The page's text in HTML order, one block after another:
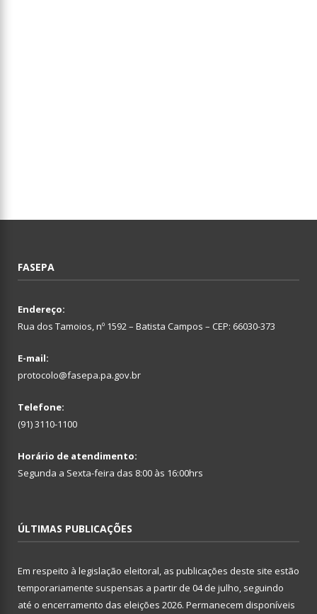
FASEPA
Endereço:
Rua dos Tamoios, nº 1592 – Batista Campos – CEP: 66030-373
E-mail:
protocolo@fasepa.pa.gov.br
Telefone:
(91) 3110-1100
Horário de atendimento:
Segunda a Sexta-feira das 8:00 às 16:00hrs
ÚLTIMAS PUBLICAÇÕES
Em respeito à legislação eleitoral, as publicações deste site estão
temporariamente suspensas a partir de 04 de julho, seguindo
até o encerramento das eleições 2026. Permanecem disponíveis